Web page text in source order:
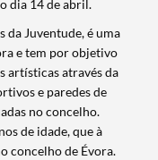
dia 14 de abril.
da Juventude, é uma
e tem por objetivo
artísticas através da
e paredes de
no concelho.
de idade, que à
concelho de Évora.